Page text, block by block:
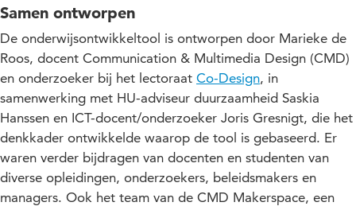
Samen ontworpen
De onderwijsontwikkeltool is ontworpen door Marieke de
Roos, docent Communication & Multimedia Design (CMD)
en onderzoeker bij het lectoraat Co-Design, in
samenwerking met HU-adviseur duurzaamheid Saskia
Hanssen en ICT-docent/onderzoeker Joris Gresnigt, die het
denkkader ontwikkelde waarop de tool is gebaseerd. Er
waren verder bijdragen van docenten en studenten van
diverse opleidingen, onderzoekers, beleidsmakers en
managers. Ook het team van de CMD Makerspace, een